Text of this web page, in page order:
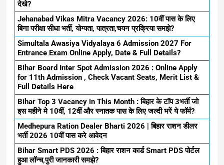
देखे?
Jehanabad Vikas Mitra Vacancy 2026: 10वीं पास के लिए
बिना परीक्षा सीधा भर्ती, योग्यता, पात्रता,चयन प्रक्रिया समझे?
Simultala Awasiya Vidyalaya 6 Admission 2027 For
Entrance Exam Online Apply, Date & Full Details?
Bihar Board Inter Spot Admission 2026 : Online Apply
for 11th Admission , Check Vacant Seats, Merit List &
Full Details Here
Bihar Top 3 Vacancy in This Month : बिहार के टॉप 3भर्ती जो
इस महीने मे 10वीं, 12वीं और स्नातक पास के लिए जल्दी भरें ये फॉर्म?
Medhepura Ration Dealer Bharti 2026 | बिहार राशन डीलर
भर्ती 2026 10वीं पास करे आवेदन
Bihar Smart PDS 2026 : बिहार राशन कार्ड Smart PDS पोर्टल
हुआ लॉन्च,पुरी जानकारी समझे?